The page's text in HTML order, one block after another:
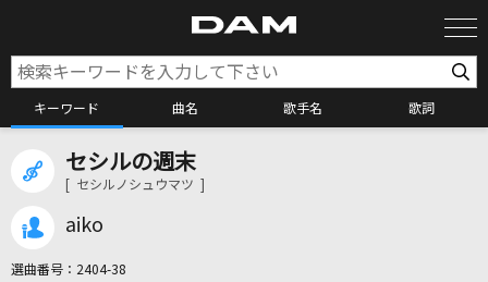
キーワード 曲名 歌手名 歌詞
カラオケ検索
セシルの週末
[ セシルノシュウマツ ]
aiko
選曲番号： 2404-38